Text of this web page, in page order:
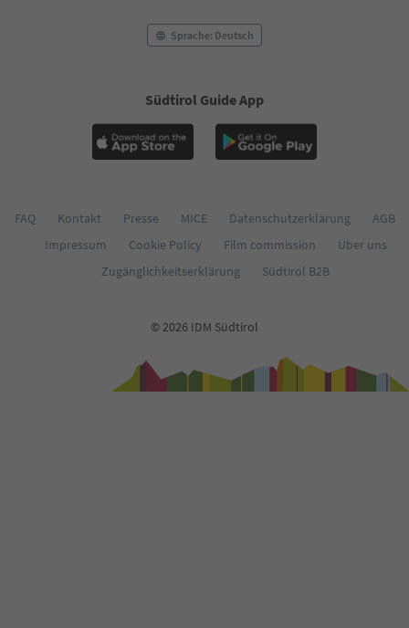
Sprache: Deutsch
Südtirol Guide App
FAQ Kontakt Presse MICE Datenschutzerklärung
AGB
Impressum
Cookie Policy Film commission
Über uns
Zugänglichkeitserklärung
Südtirol B2B
© 2026 IDM Südtirol